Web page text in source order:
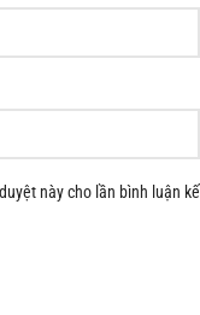
này cho lần bình luận kế